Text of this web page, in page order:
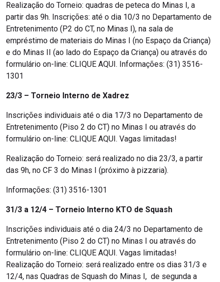
Realização do Torneio: quadras de peteca do Minas I, a
partir das 9h. Inscrições: até o dia 10/3 no Departamento de
Entretenimento (P2 do CT, no Minas I), na sala de
empréstimo de materiais do Minas I (no Espaço da Criança)
e do Minas II (ao lado do Espaço da Criança) ou através do
formulário on-line: CLIQUE AQUI. Informações: (31) 3516-
1301
23/3 – Torneio Interno de Xadrez
Inscrições individuais até o dia 17/3 no Departamento de
Entretenimento (Piso 2 do CT) no Minas I ou através do
formulário on-line: CLIQUE AQUI. Vagas limitadas!
Realização do Torneio: será realizado no dia 23/3, a partir
das 9h, no CF 3 do Minas I (próximo à pizzaria).
Informações: (31) 3516-1301
31/3 a 12/4 – Torneio Interno KTO de Squash
Inscrições individuais até o dia 24/3 no Departamento de
Entretenimento (Piso 2 do CT) no Minas I ou através do
formulário on-line: CLIQUE AQUI. Vagas limitadas!
Realização do Torneio: será realizado entre os dias 31/3 e
12/4, nas Quadras de Squash do Minas I, de segunda a